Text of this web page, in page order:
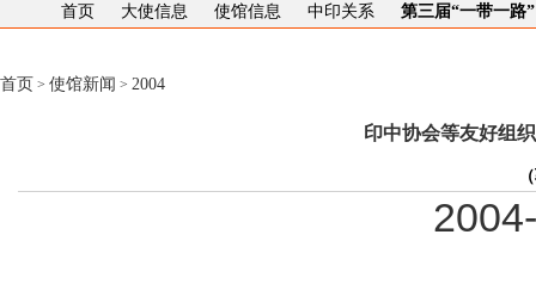
首页 大使信息 使馆信息 中印关系 第三届“一带一路
首页 > 使馆新闻 > 2004
印中协会等友好组